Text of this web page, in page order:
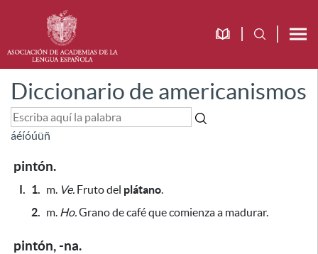
Diccionario de americanismos
áéíóúüñ
pintón.
I. 1. m. Ve. Fruto del plátano.
2. m. Ho.Grano de café que comienza a madurar.
pintón, -na.